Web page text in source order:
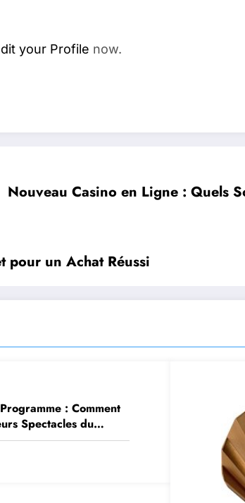
your Profile now.
Nouveau Casino en Ligne : Quels
pour un Achat Réussi
: Comment
Spectacles du